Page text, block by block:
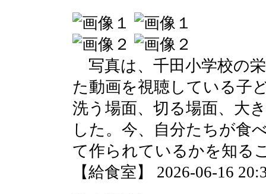
写真は、千田小学校の
た動画を視聴している子
洗う場面、切る場面、大
した。今、自分たちが食
て作られているかを知る
【給食室】 2026-06-16